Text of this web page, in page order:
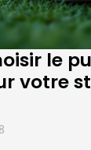
le
votre